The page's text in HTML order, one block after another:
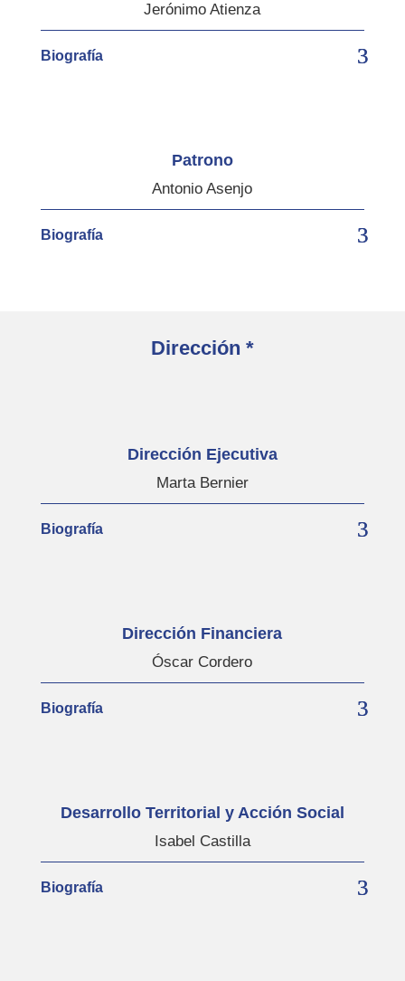
Jerónimo Atienza
Biografía
Patrono
Antonio Asenjo
Biografía
Dirección *
Dirección Ejecutiva
Marta Bernier
Biografía
Dirección Financiera
Óscar Cordero
Biografía
Desarrollo Territorial y Acción Social
Isabel Castilla
Biografía